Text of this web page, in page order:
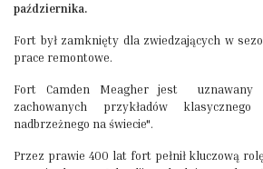
października.
Fort był zamknięty dla zwiedzających w
prace remontowe.
Fort Camden Meagher jest uznawany
zachowanych przykładów
nadbrzeżnego na świecie".
Przez prawie 400 lat fort pełnił kluczową